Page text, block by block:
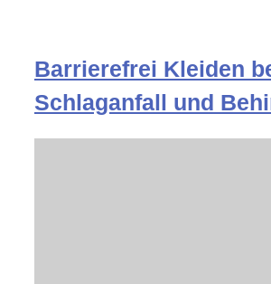
Barrierefrei Kleiden
Schlaganfall und